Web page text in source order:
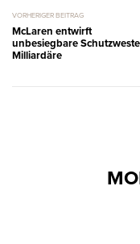
VORHERIGER BEITRAG
McLaren entwirft
unbesiegbare
Milliardäre